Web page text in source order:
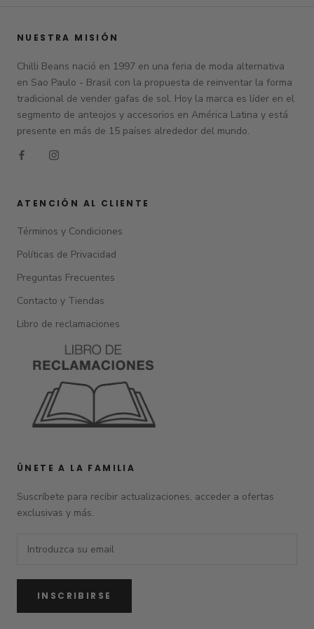
NUESTRA MISIÓN
Chilli Beans nació en 1997 en una feria de moda alternativa
en Sao Paulo - Brasil con la propuesta de reinventar la forma
tradicional de vender gafas de sol. Hoy la marca es líder en el
segmento de anteojos y accesorios en América Latina y está
presente en más de 15 países alrededor del mundo.
ATENCIÓN AL CLIENTE
Términos y Condiciones
Políticas de Privacidad
Preguntas Frecuentes
Contacto y Tiendas
Libro de reclamaciones
ÚNETE A LA FAMILIA
Suscríbete para recibir actualizaciones, acceder a ofertas
exclusivas y más.
INSCRIBIRSE